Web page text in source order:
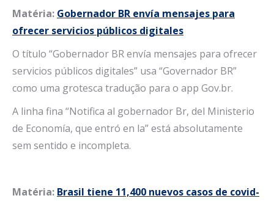
Matéria: Gobernador BR envía mensajes para
ofrecer servicios públicos digitales
O título “Gobernador BR envía mensajes para ofrecer
servicios públicos digitales” usa “Governador BR”
como uma grotesca tradução para o app Gov.br.
A linha fina “Notifica al gobernador Br, del Ministerio
de Economía, que entró en la” está absolutamente
sem sentido e incompleta.
Matéria: Brasil tiene 11,400 nuevos casos de covid-